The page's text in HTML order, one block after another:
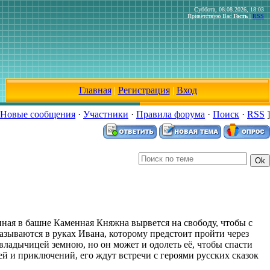
Суббота, 08.08.2026, 18:03
Приветствую Вас Гость | RSS
Главная| Регистрация| Вход
Новые сообщения · Участники · Правила форума · Поиск · RSS ]
в башне Каменная Княжна вырвется на свободу, чтобы с
в руках Ивана, которому предстоит пройти через
земною, но он может и одолеть её, чтобы спасти
приключений, его ждут встречи с героями русских сказок